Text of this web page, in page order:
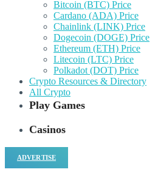
Bitcoin (BTC) Price
Cardano (ADA) Price
Chainlink (LINK) Price
Dogecoin (DOGE) Price
Ethereum (ETH) Price
Litecoin (LTC) Price
Polkadot (DOT) Price
Crypto Resources & Directory
All Crypto
Play Games
Casinos
ADVERTISE